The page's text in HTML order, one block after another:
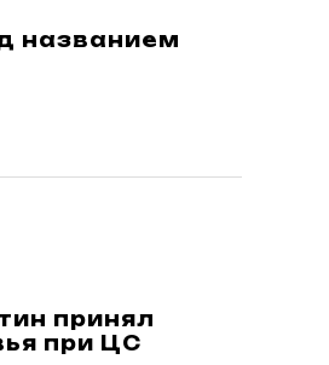
названием
принял
при ЦС